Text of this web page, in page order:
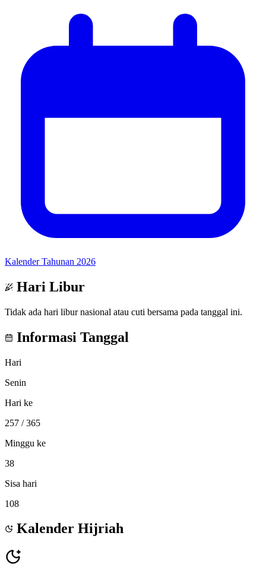
Kalender Tahunan 2026
Hari Libur
Tidak ada hari libur nasional atau cuti bersama pada tanggal ini.
Informasi Tanggal
Hari
Senin
Hari ke
257 / 365
Minggu ke
38
Sisa hari
108
Kalender Hijriah